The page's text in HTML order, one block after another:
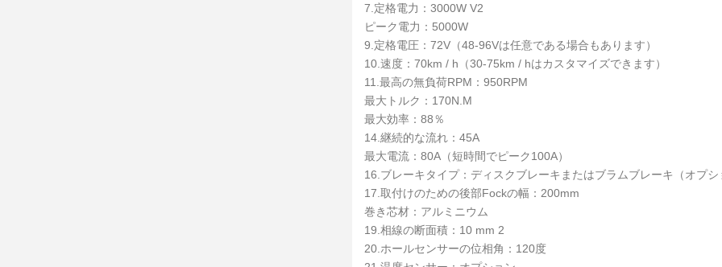
7.定格電力：3000W V2
ピーク電力：5000W
9.定格電圧：72V（48-96Vは任意である場合もあります）
10.速度：70km / h（30-75km / hはカスタマイズできます）
11.最高の無負荷RPM：950RPM
最大トルク：170N.M
最大効率：88％
14.継続的な流れ：45A
最大電流：80A（短時間でピーク100A）
16.ブレーキタイプ：ディスクブレーキまたはブラムブレーキ（オプシ
17.取付けのための後部Fockの幅：200mm
巻き芯材：アルミニウム
19.相線の断面積：10 mm 2
20.ホールセンサーの位相角：120度